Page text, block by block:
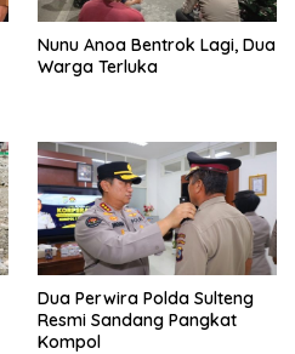
Nunu Anoa Bentrok Lagi, Dua
Warga Terluka
Dua Perwira Polda Sulteng
Resmi Sandang Pangkat
Kompol